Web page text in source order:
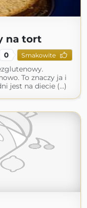
na tort
0 Smakowite
To znaczy ja i
jest na diecie (...)